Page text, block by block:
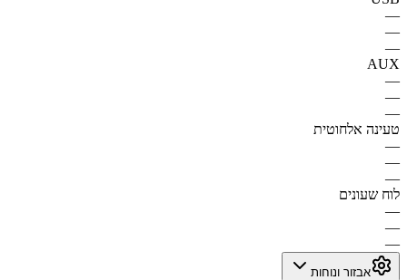
—
—
—
AUX
—
—
—
טעינה אלחוטית
—
—
—
לוח שעונים
—
—
—
אבזור ונוחות